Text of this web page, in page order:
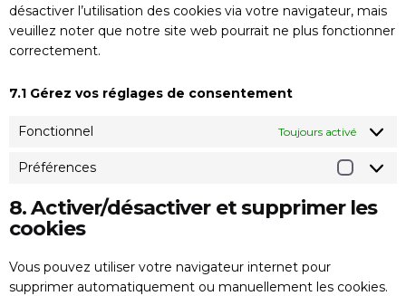
désactiver l’utilisation des cookies via votre navigateur, mais
veuillez noter que notre site web pourrait ne plus fonctionner
correctement.
7.1 Gérez vos réglages de consentement
Fonctionnel Toujours activé
Préférences
8. Activer/désactiver et supprimer les
cookies
Vous pouvez utiliser votre navigateur internet pour
supprimer automatiquement ou manuellement les cookies.